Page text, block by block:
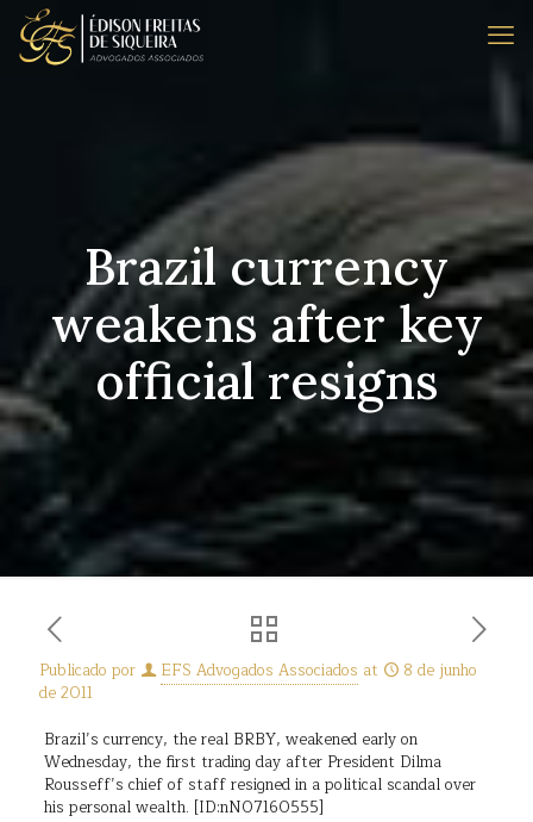
Brazil currency
weakens after key
official resigns
Publicado por EFS Advogados Associados at
8 de junho
de 2011
Brazil’s currency, the real BRBY, weakened early on
Wednesday, the first trading day after President Dilma
Rousseff’s chief of staff resigned in a political scandal over
his personal wealth. [ID:nN07160555]